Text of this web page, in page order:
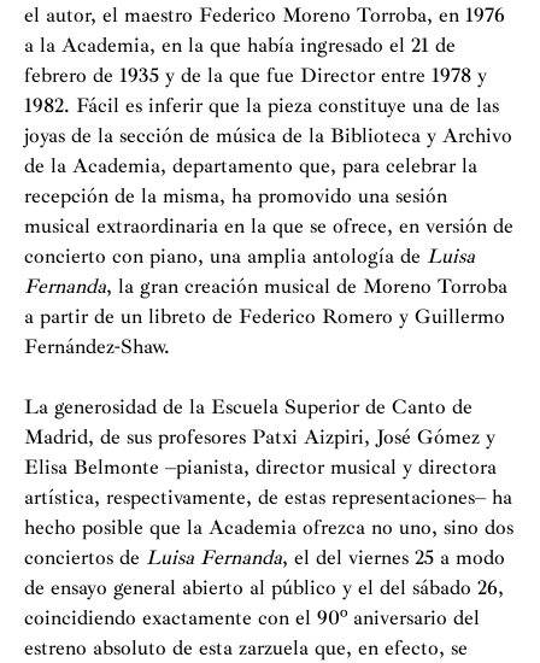
el autor, el maestro Federico Moreno Torroba, en 1976
a la Academia, en la que había ingresado el 21 de
febrero de 1935 y de la que fue Director entre 1978 y
1982. Fácil es inferir que la pieza constituye una de las
joyas de la sección de música de la Biblioteca y Archivo
de la Academia, departamento que, para celebrar la
recepción de la misma, ha promovido una sesión
musical extraordinaria en la que se ofrece, en versión de
concierto con piano, una amplia antología de Luisa
Fernanda, la gran creación musical de Moreno Torroba
a partir de un libreto de Federico Romero y Guillermo
Fernández-Shaw.
La generosidad de la Escuela Superior de Canto de
Madrid, de sus profesores Patxi Aizpiri, José Gómez y
Elisa Belmonte –pianista, director musical y directora
artística, respectivamente, de estas representaciones– ha
hecho posible que la Academia ofrezca no uno, sino dos
conciertos de Luisa Fernanda, el del viernes 25 a modo
de ensayo general abierto al público y el del sábado 26,
coincidiendo exactamente con el 90º aniversario del
estreno absoluto de esta zarzuela que, en efecto, se